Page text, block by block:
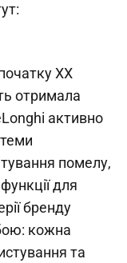
XX
отримала
активно
помелу,
для
бренду
кожна
та